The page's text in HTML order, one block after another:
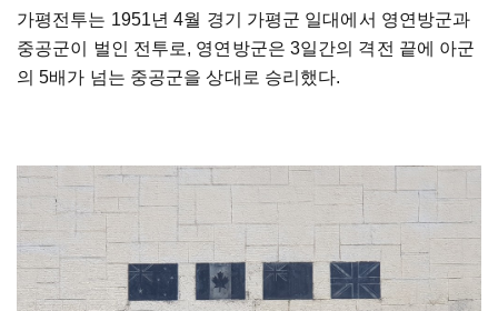
가평전투는 1951년 4월 경기 가평군 일대에서 영연방군과
중공군이 벌인 전투로, 영연방군은 3일간의 격전 끝에 아군
의 5배가 넘는 중공군을 상대로 승리했다.